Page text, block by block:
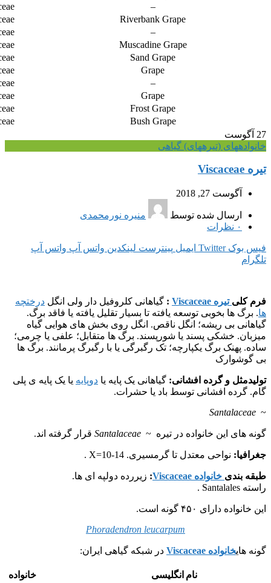
–
Riverbank Grape
–
Muscadine Grape
Sand Grape
Grape
–
Grape
Frost Grape
Bush Grape
27 آگوست
خانواده‎های (تیره‎های) گیاهی
تیره Viscaceae
آگوست 27, 2018
ارسال شده توسط
منیره نورمحمدی
۰ نظرات
فیس بوک Twitter ایمیل پینترست لینکدین واتس آپ واتس آپ
تلگرام
فرم کلی تیره Viscaceae : گیاهانی کلروفیل دار ولی انگل درختچه
ها. برگ ها بخوبی توسعه یافته تا بسیار تقلیل یافته یا فاقد برگ.
گیاهانی بی ریشه؛ انگل ناقص. انگل روی بخش های هوایی گیاه
میزبان. خشکی پسند یا شورپسند. برگ ها متقابل؛ علفی یا چرمی؛
ساده. پهنک برگ یکپارچه؛ تک رگبرگی یا با رگبرگ پرمانند. برگ ها
بی گوشوارک
تولیدمثل و گرده افشانی: گیاهانی یک پایه یا دوپایه یا یک پایه ی پلی
گام. گرده افشانی توسط باد یا حشرات.
~
Santalaceae
گونه های این خانواده در تیره ~ Santalaceae قرار گرفته اند.
جغرافیا: نواحی معتدل تا گرمسیری. X=10-14 .
طبقه بندی خانواده Viscaceae : زیررده دولپه ای ها.
راسته Santalales .
این خانواده دارای ۴۵۰ گونه است.
Phoradendron leucarpum
گونه هایخانواده Viscaceae در شبکه گیاهی ایران:
نام انگلیسی خانواده